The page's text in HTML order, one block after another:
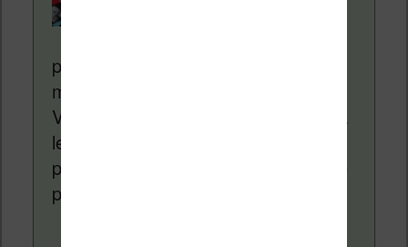
pour vous aider à naviguer dans le
monde des liseuses (Kindle, Kobo,
Vivlio, etc) et faire la promotion de la
lecture (numérique ou non). Vous
pouvez en savoir plus en lisant notre
page